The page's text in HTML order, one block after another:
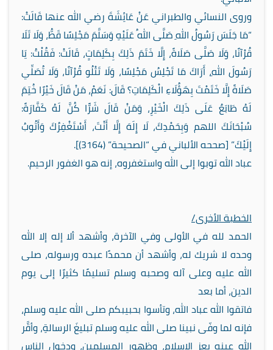
وروى النسائي والطبراني عَنْ عَائِشَةَ رضي الله عنها قَالَتْ:
“مَا جَلَسَ رَسُولُ اللهِ صَلَّى اللهُ عَلَيْهِ وَسَلَّمَ مَجْلِسًا قَطُّ، وَلَا تَلَا
قُرْآنًا، وَلَا صَلَّى صَلَاةً، إِلَّا خَتَمَ ذَلِكَ بِكَلِمَاتٍ، قَالَتْ: فَقُلْتُ: يَا
رَسُولَ اللهِ، أَرَاكَ مَا تَجْلِسُ مَجْلِسًا، وَلَا تَتْلُو قُرْآنًا، وَلَا تُصَلِّي
صَلَاةً إِلَّا خَتَمْتَ بِهَؤُلَاءِ الْكَلِمَاتِ؟ قَالَ: نَعَمْ، مَنْ قَالَ خَيْرًا خُتِمَ
لَهُ طَابَعٌ عَلَى ذَلِكَ الْخَيْرِ، وَمَنْ قَالَ شَرًّا كُنَّ لَهُ كَفَّارَةً:
سُبْحَانَكَ اللهم وَبِحَمْدِكَ، لَا إِلَهَ إِلَّا أَنْتَ، أَسْتَغْفِرُكَ وَأَتُوبُ
إِلَيْكَ” [صححه الألباني في “الصحيحة” (3164)].
عباد الله توبوا إلى الله واستغفروه، إنه هو الغفور الرحيم.
الخطبة الأخرى/
الحمد لله في الأولى وفي الآخرة، وأشهد ألا إله إلا الله
وحده لا شريك له، وأشهد أن محمدًا عبده ورسوله، صلى
الله عليه وعلى آله وصحبه وسلم تسليمًا كثيرًا إلى يوم
الدين، أما بعد
فاتقوا الله عباد الله، وتأسوا بحبيبكم صلى الله عليه وسلم،
فإنه لما وفّى نبينا صلى الله عليه وسلم تبليغَ الرسالةِ، وأقَّر
الله عينه بعز الإسلام، وظهور المسلمين، ودخول الناس